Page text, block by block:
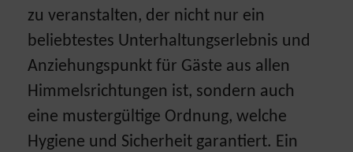
zu veranstalten, der nicht nur ein
beliebtestes Unterhaltungserlebnis und
Anziehungspunkt für Gäste aus allen
Himmelsrichtungen ist, sondern auch
eine mustergültige Ordnung, welche
Hygiene und Sicherheit garantiert. Ein